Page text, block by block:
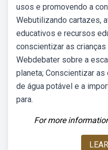
usos e promovendo a
Webutilizando cartazes,
educativos e recursos
conscientizar as crianças
Webdebater sobre a
planeta; Conscientizar
de água potável e a
para.
For more